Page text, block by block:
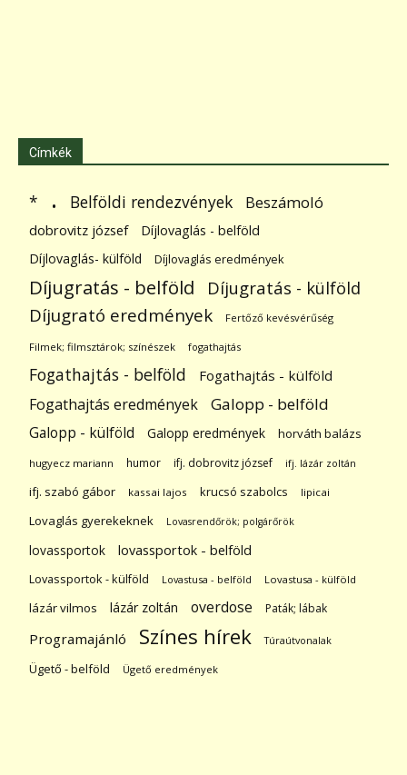
Címkék
* . Belföldi rendezvények Beszámoló
dobrovitz józsef
Díjlovaglás - belföld
Díjlovaglás- külföld
Díjlovaglás eredmények
Díjugratás - belföld Díjugratás - külföld
Díjugrató eredmények Fertőző kevésvérűség
Filmek; filmsztárok; színészek fogathajtás
Fogathajtás - belföld Fogathajtás - külföld
Fogathajtás eredmények Galopp - belföld
Galopp - külföld Galopp eredmények horváth balázs
hugyecz mariann humor ifj. dobrovitz józsef ifj. lázár zoltán
ifj. szabó gábor kassai lajos krucsó szabolcs lipicai
Lovaglás gyerekeknek Lovasrendőrök; polgárőrök
lovassportok lovassportok - belföld
Lovassportok - külföld Lovastusa - belföld Lovastusa - külföld
lázár vilmos lázár zoltán overdose Paták; lábak
Programajánló Színes hírek Túraútvonalak
Ügető - belföld Ügető eredmények